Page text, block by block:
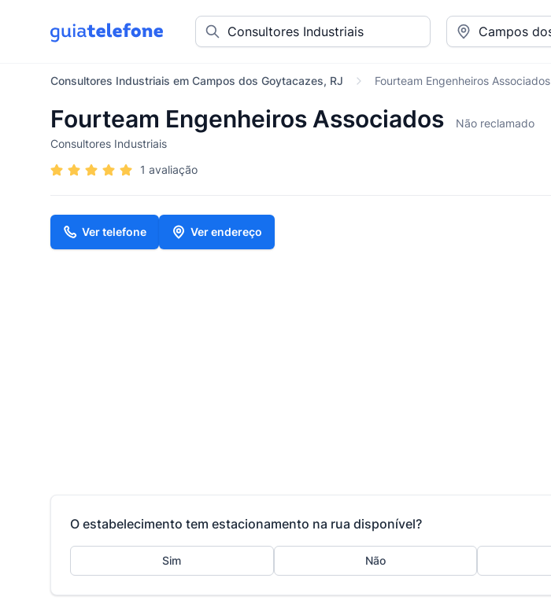
Consultores Industriais em Campos dos Goytacazes, RJ Fourteam Engenheiros Associados
Fourteam Engenheiros Associados
Não reclamado
Consultores Industriais
1 avaliação
Ver telefone Ver endereço
O estabelecimento tem estacionamento na rua disponível?
Sim Não